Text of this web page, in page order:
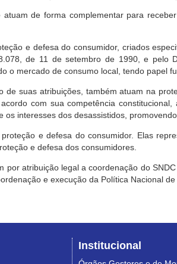
de forma complementar para
e defesa do consumidor, criados
de 11 de setembro de 1990, e pelo
o mercado de consumo local, tendo papel
de suas atribuições, também atuam na
com sua competência
interesses dos desassistidos,
e defesa do consumidor. Elas
e defesa dos consumidores.
por atribuição legal a coordenação do
e execução da Política Nacional de
Institucional